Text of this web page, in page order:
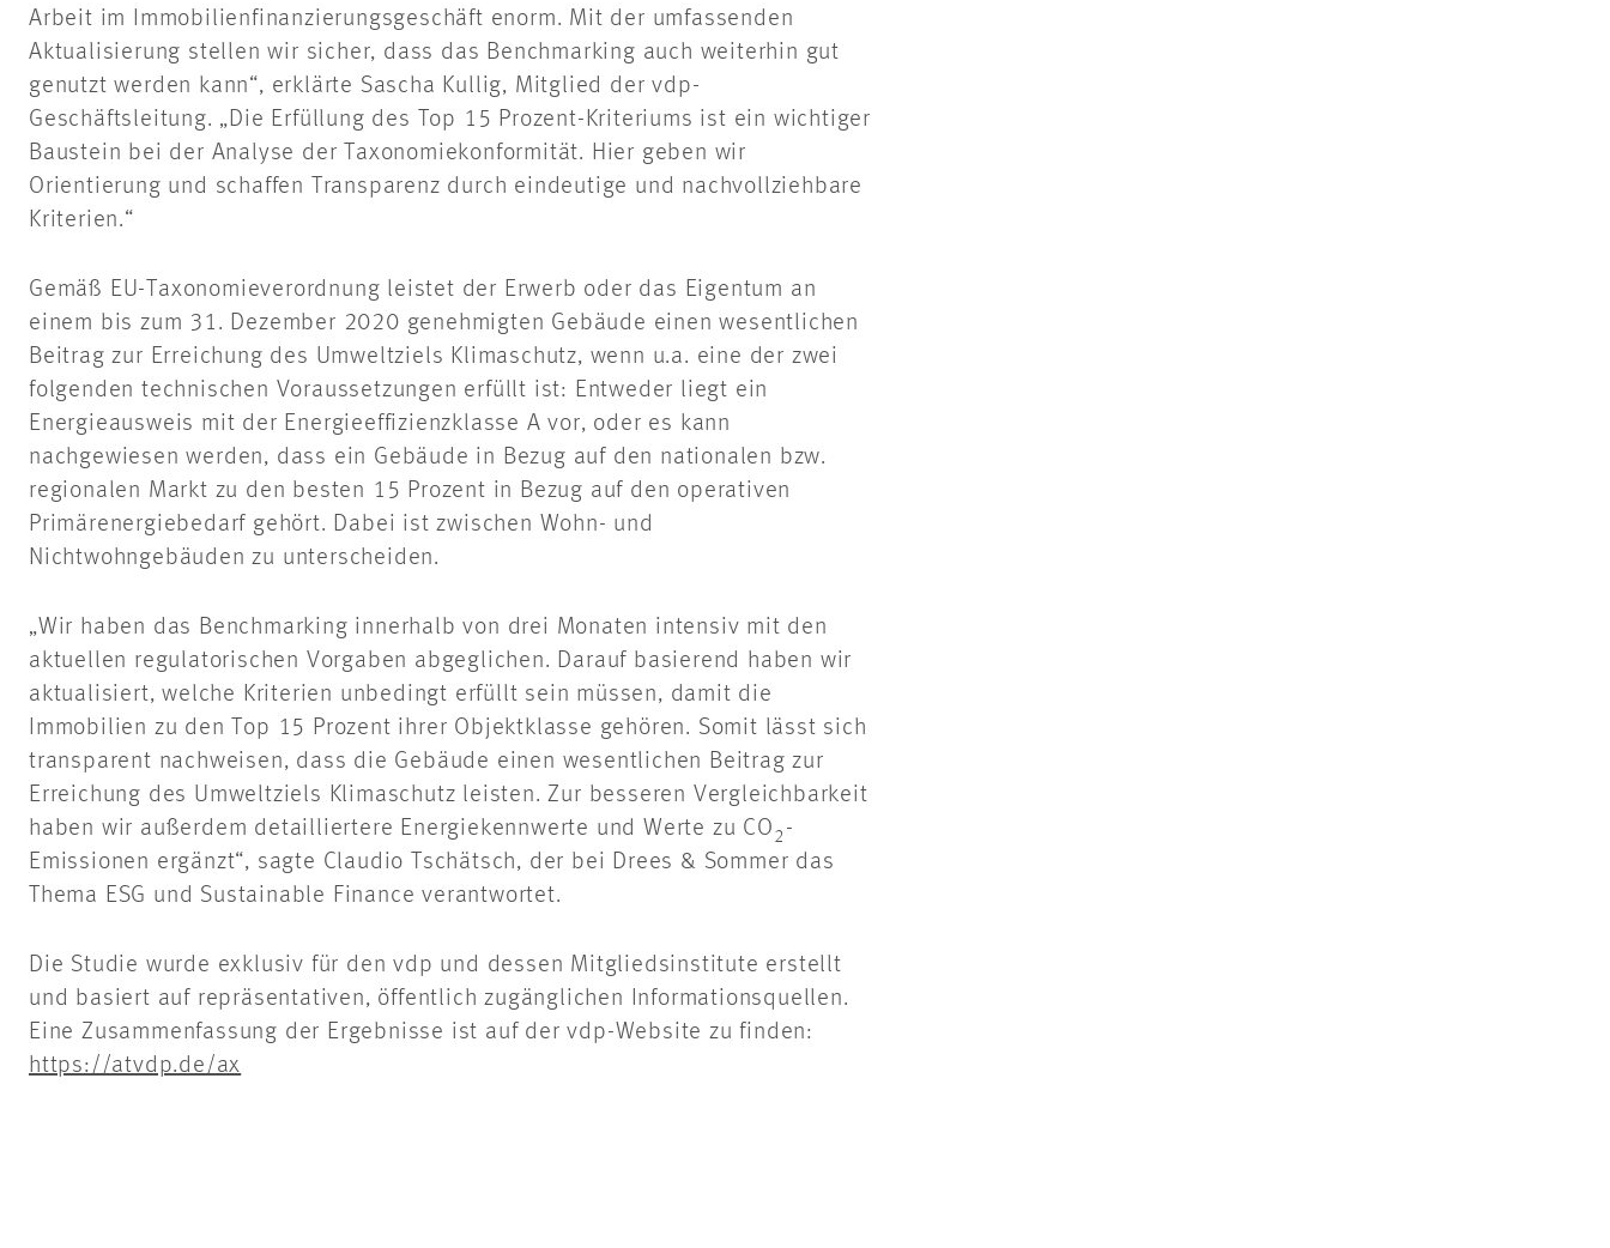
Arbeit im Immobilienfinanzierungsgeschäft enorm. Mit der umfassenden
Aktualisierung stellen wir sicher, dass das Benchmarking auch weiterhin gut
genutzt werden kann“, erklärte Sascha Kullig, Mitglied der vdp-
Geschäftsleitung. „Die Erfüllung des Top 15 Prozent-Kriteriums ist ein wichtiger
Baustein bei der Analyse der Taxonomiekonformität. Hier geben wir
Orientierung und schaffen Transparenz durch eindeutige und nachvollziehbare
Kriterien.“
Gemäß EU-Taxonomieverordnung leistet der Erwerb oder das Eigentum an
einem bis zum 31. Dezember 2020 genehmigten Gebäude einen wesentlichen
Beitrag zur Erreichung des Umweltziels Klimaschutz, wenn u.a. eine der zwei
folgenden technischen Voraussetzungen erfüllt ist: Entweder liegt ein
Energieausweis mit der Energieeffizienzklasse A vor, oder es kann
nachgewiesen werden, dass ein Gebäude in Bezug auf den nationalen bzw.
regionalen Markt zu den besten 15 Prozent in Bezug auf den operativen
Primärenergiebedarf gehört. Dabei ist zwischen Wohn- und
Nichtwohngebäuden zu unterscheiden.
„Wir haben das Benchmarking innerhalb von drei Monaten intensiv mit den
aktuellen regulatorischen Vorgaben abgeglichen. Darauf basierend haben wir
aktualisiert, welche Kriterien unbedingt erfüllt sein müssen, damit die
Immobilien zu den Top 15 Prozent ihrer Objektklasse gehören. Somit lässt sich
transparent nachweisen, dass die Gebäude einen wesentlichen Beitrag zur
Erreichung des Umweltziels Klimaschutz leisten. Zur besseren Vergleichbarkeit
haben wir außerdem detailliertere Energiekennwerte und Werte zu CO 2 -
Emissionen ergänzt“, sagte Claudio Tschätsch, der bei Drees & Sommer das
Thema ESG und Sustainable Finance verantwortet.
Die Studie wurde exklusiv für den vdp und dessen Mitgliedsinstitute erstellt
und basiert auf repräsentativen, öffentlich zugänglichen Informationsquellen.
Eine Zusammenfassung der Ergebnisse ist auf der vdp-Website zu finden:
https://atvdp.de/ax